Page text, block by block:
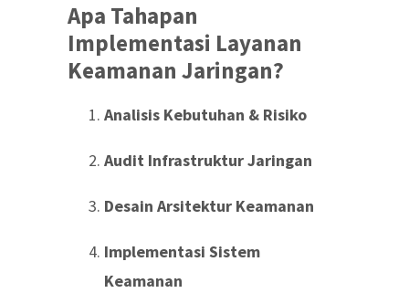
Apa Tahapan
Implementasi Layanan
Keamanan Jaringan?
Analisis Kebutuhan & Risiko
Audit Infrastruktur Jaringan
Desain Arsitektur Keamanan
Implementasi Sistem
Keamanan